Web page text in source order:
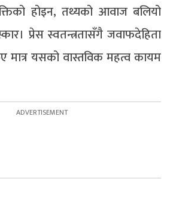
होइन, तथ्यको आवाज बलियो
प्रेस स्वतन्त्रतासँगै जवाफदेहिता
मात्र यसको वास्तविक महत्व कायम